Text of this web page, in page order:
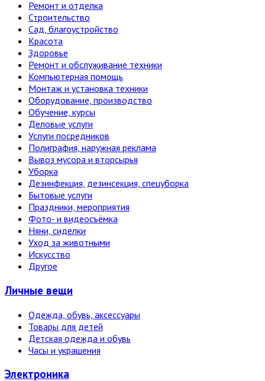
Ремонт и отделка
Строительство
Сад, благоустройство
Красота
Здоровье
Ремонт и обслуживание техники
Компьютерная помощь
Монтаж и установка техники
Оборудование, производство
Обучение, курсы
Деловые услуги
Услуги посредников
Полиграфия, наружная реклама
Вывоз мусора и вторсырья
Уборка
Дезинфекция, дезинсекция, спецуборка
Бытовые услуги
Праздники, мероприятия
Фото- и видеосъёмка
Няни, сиделки
Уход за животными
Искусство
Другое
Личные вещи
Одежда, обувь, аксессуары
Товары для детей
Детская одежда и обувь
Часы и украшения
Электро­ника